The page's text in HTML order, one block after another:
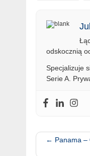
odskocznią
Specjalizuje
Serie A.
← Panama –